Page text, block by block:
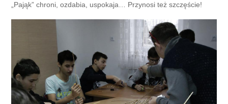
„Pająk” chroni, ozdabia, uspokaja… Przynosi też szczęście!